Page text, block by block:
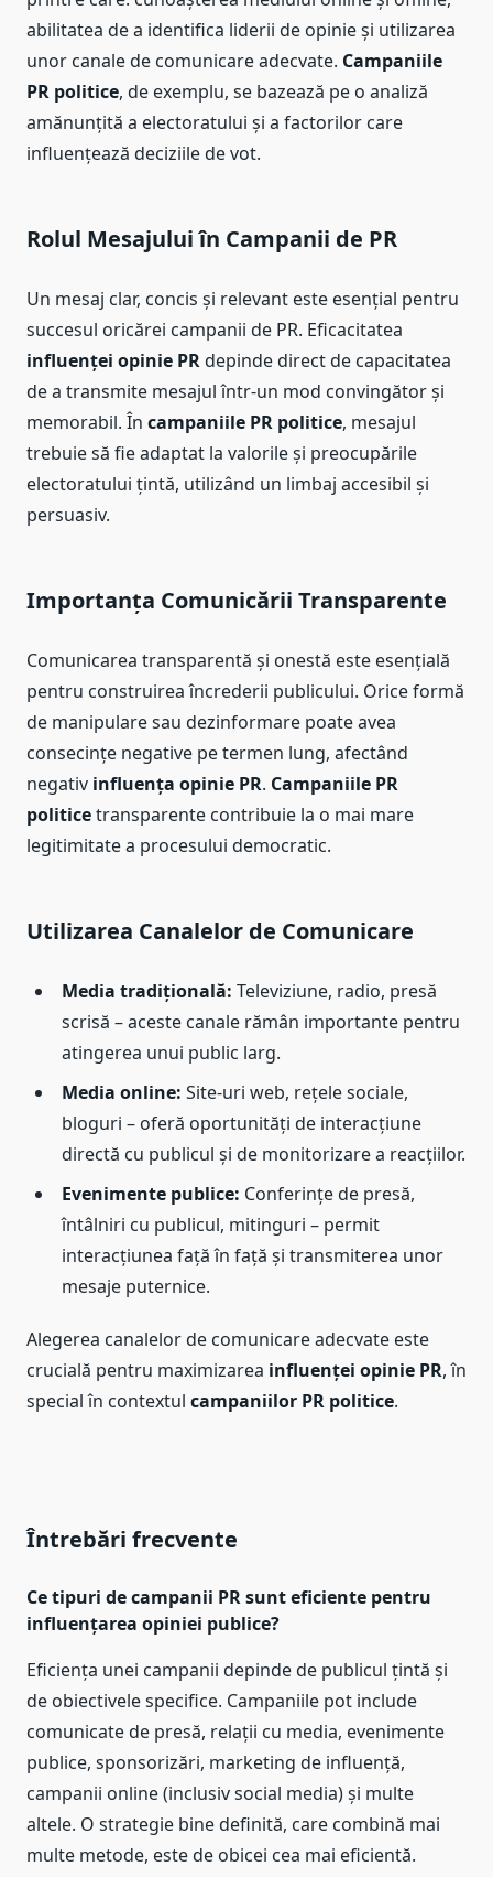
abilitatea de a identifica liderii de opinie și utilizarea
unor canale de comunicare adecvate. Campaniile
PR politice, de exemplu, se bazează pe o analiză
amănunțită a electoratului și a factorilor care
influențează deciziile de vot.
Rolul Mesajului în Campanii de PR
Un mesaj clar, concis și relevant este esențial pentru
succesul oricărei campanii de PR. Eficacitatea
influenței opinie PRdepinde direct de capacitatea
de a transmite mesajul într-un mod convingător și
memorabil. În campaniile PR politice, mesajul
trebuie să fie adaptat la valorile și preocupările
electoratului țintă, utilizând un limbaj accesibil și
persuasiv.
Importanța Comunicării Transparente
Comunicarea transparentă și onestă este esențială
pentru construirea încrederii publicului. Orice formă
de manipulare sau dezinformare poate avea
consecințe negative pe termen lung, afectând
negativ influența opinie PR. Campaniile PR
politicetransparente contribuie la o mai mare
legitimitate a procesului democratic.
Utilizarea Canalelor de Comunicare
Media tradițională: Televiziune, radio, presă
scrisă – aceste canale rămân importante pentru
atingerea unui public larg.
Media online: Site-uri web, rețele sociale,
bloguri – oferă oportunități de interacțiune
directă cu publicul și de monitorizare a reacțiilor.
Evenimente publice: Conferințe de presă,
întâlniri cu publicul, mitinguri – permit
interacțiunea față în față și transmiterea unor
mesaje puternice.
Alegerea canalelor de comunicare adecvate este
crucială pentru maximizarea influenței opinie PR, în
special în contextul campaniilor PR politice.
Întrebări frecvente
Ce tipuri de campanii PR sunt eficiente pentru
influențarea opiniei publice?
Eficiența unei campanii depinde de publicul țintă și
de obiectivele specifice. Campaniile pot include
comunicate de presă, relații cu media, evenimente
publice, sponsorizări, marketing de influență,
campanii online (inclusiv social media) și multe
altele. O strategie bine definită, care combină mai
multe metode, este de obicei cea mai eficientă.